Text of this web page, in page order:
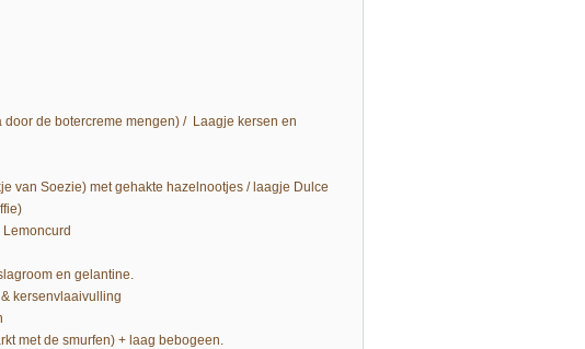
de botercreme mengen) / Laagje kersen en
van Soezie) met gehakte hazelnootjes / laagje Dulce
en gelantine.
kersenvlaaivulling
met de smurfen) + laag bebogeen.